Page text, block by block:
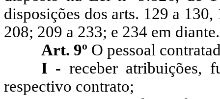
disposições dos arts. 129 a
208; 209 a 233; e 234 em diante.
Art. 9º O pessoal
I - receber atribuições,
respectivo contrato;